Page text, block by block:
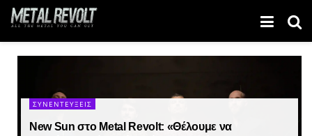
ΣΥΝΕΝΤΕΥΞΕΙΣ
New Sun στο Metal Revolt: «Θέλουμε να